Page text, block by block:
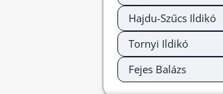
Hajdu-Szűcs Ildikó
Tornyi Ildikó
Fejes Balázs